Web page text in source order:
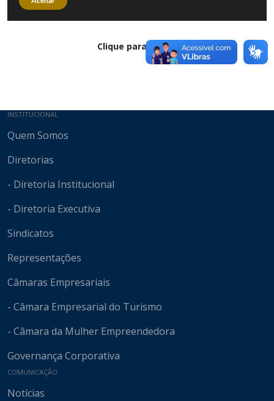
Clique para baixar
Mapa do site
INSTITUCIONAL
Quem Somos
Diretorias
- Diretoria Institucional
- Diretoria Executiva
Sindicatos
Representações
Câmaras Empresariais
- Câmara Empresarial do Turismo
- Câmara da Mulher Empreendedora
Governança Corporativa
COMUNICAÇÃO
Notícias